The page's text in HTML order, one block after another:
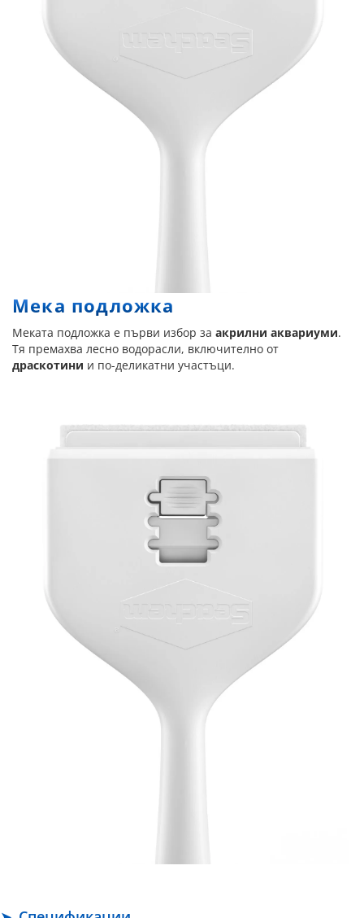
Мека подложка
Меката подложка е първи избор за акрилни аквариуми.
Тя премахва лесно водорасли, включително от
драскотини и по-деликатни участъци.